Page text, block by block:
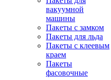
вакуумной
машины
Пакеты с замком
Пакеты для льда
Пакеты с клеевым
краем
Пакеты
фасовочные